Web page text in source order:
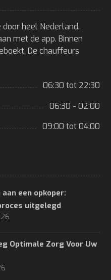
heel Nederland.
met de app. Binnen
De chauffeurs
06:30 tot 22:30
06:30 - 02:00
09:00 tot 04:00
een opkoper:
uitgelegd
Optimale Zorg Voor Uw